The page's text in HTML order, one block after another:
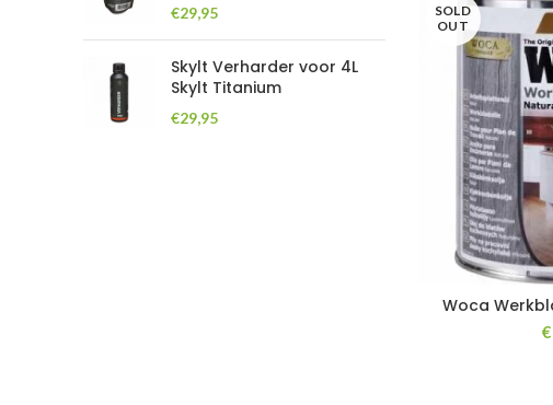
€29,95
Skylt Verharder voor 4L
Skylt Titanium
€29,95
SOLD
OUT
Woca
€